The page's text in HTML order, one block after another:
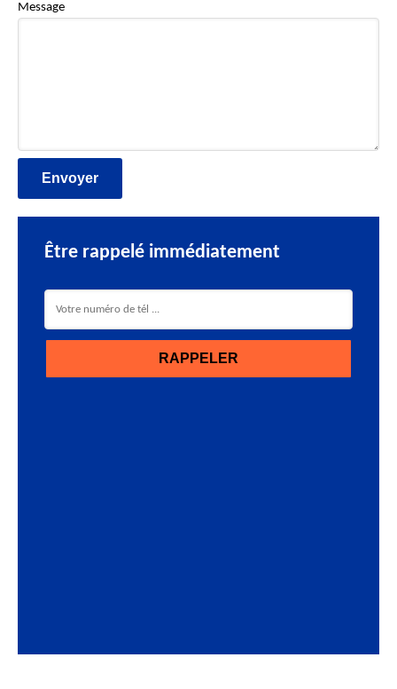
Message
Être rappelé immédiatement